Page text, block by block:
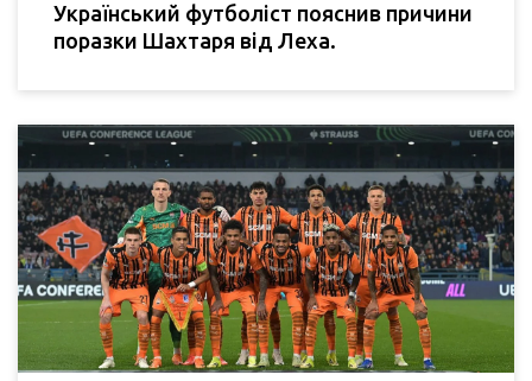
Український футболіст пояснив причини
поразки Шахтаря від Леха.